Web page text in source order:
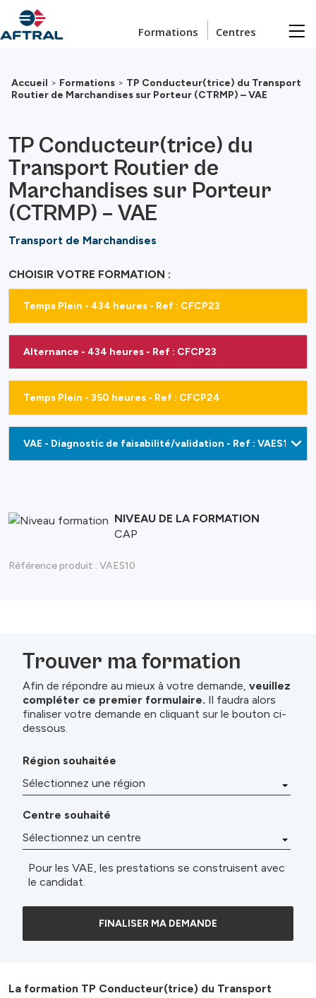
Passer au contenu principal
Formations Centres
Accueil > Formations > TP Conducteur(trice) du Transport
Routier de Marchandises sur Porteur (CTRMP) – VAE
TP Conducteur(trice) du
Transport Routier de
Marchandises sur Porteur
(CTRMP) – VAE
Transport de Marchandises
CHOISIR VOTRE FORMATION :
Temps Plein - 434 heures - Ref : CFCP23
Alternance - 434 heures - Ref : CFCP23
Temps Plein - 350 heures - Ref : CFCP24
NIVEAU DE LA FORMATION
CAP
Référence produit : VAES10
Trouver ma formation
Afin de répondre au mieux à votre demande, veuillez
compléter ce premier formulaire. Il faudra alors
finaliser votre demande en cliquant sur le bouton ci-
dessous.
Région souhaitée
Centre souhaité
Pour les VAE, les prestations se construisent avec
le candidat.
FINALISER MA DEMANDE
La formation TP Conducteur(trice) du Transport